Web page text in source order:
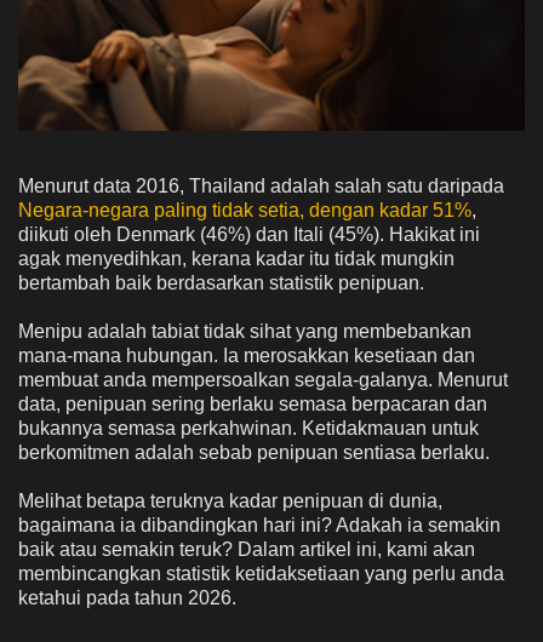
Menurut data 2016, Thailand adalah salah satu daripada
Negara-negara paling tidak setia, dengan kadar 51%,
diikuti oleh Denmark (46%) dan Itali (45%). Hakikat ini
agak menyedihkan, kerana kadar itu tidak mungkin
bertambah baik berdasarkan statistik penipuan.
Menipu adalah tabiat tidak sihat yang membebankan
mana-mana hubungan. Ia merosakkan kesetiaan dan
membuat anda mempersoalkan segala-galanya. Menurut
data, penipuan sering berlaku semasa berpacaran dan
bukannya semasa perkahwinan. Ketidakmauan untuk
berkomitmen adalah sebab penipuan sentiasa berlaku.
Melihat betapa teruknya kadar penipuan di dunia,
bagaimana ia dibandingkan hari ini? Adakah ia semakin
baik atau semakin teruk? Dalam artikel ini, kami akan
membincangkan statistik ketidaksetiaan yang perlu anda
ketahui pada tahun 2026.